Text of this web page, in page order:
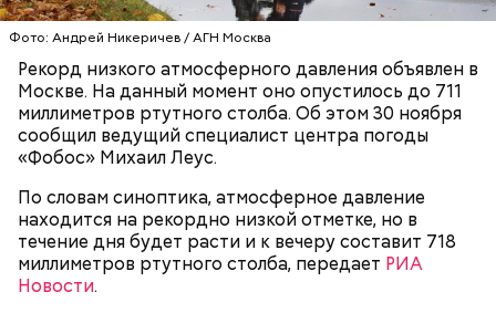
Фото: Андрей Никеричев / АГН Москва
Рекорд низкого атмосферного давления объявлен в
Москве. На данный момент оно опустилось до 711
миллиметров ртутного столба. Об этом 30 ноября
сообщил ведущий специалист центра погоды
«Фобос» Михаил Леус.
По словам синоптика, атмосферное давление
находится на рекордно низкой отметке, но в
течение дня будет расти и к вечеру составит 718
миллиметров ртутного столба, передает РИА
Новости.